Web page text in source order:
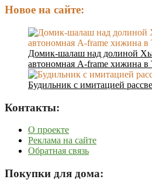
Новое на сайте:
Домик-шалаш над долиной
автономная A-frame хижина в
Будильник с имитацией
Контакты:
О проекте
Реклама на сайте
Обратная связь
Покупки для дома: